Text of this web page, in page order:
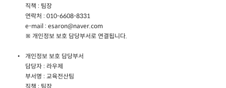
직책 : 팀장
연락처 : 010-6608-8331
e-mail : esaron@naver.com
※ 개인정보 보호 담당부서로 연결됩니다.
개인정보 보호 담당부서
담당자 : 라우제
부서명 : 교육전산팀
직책 : 팀장